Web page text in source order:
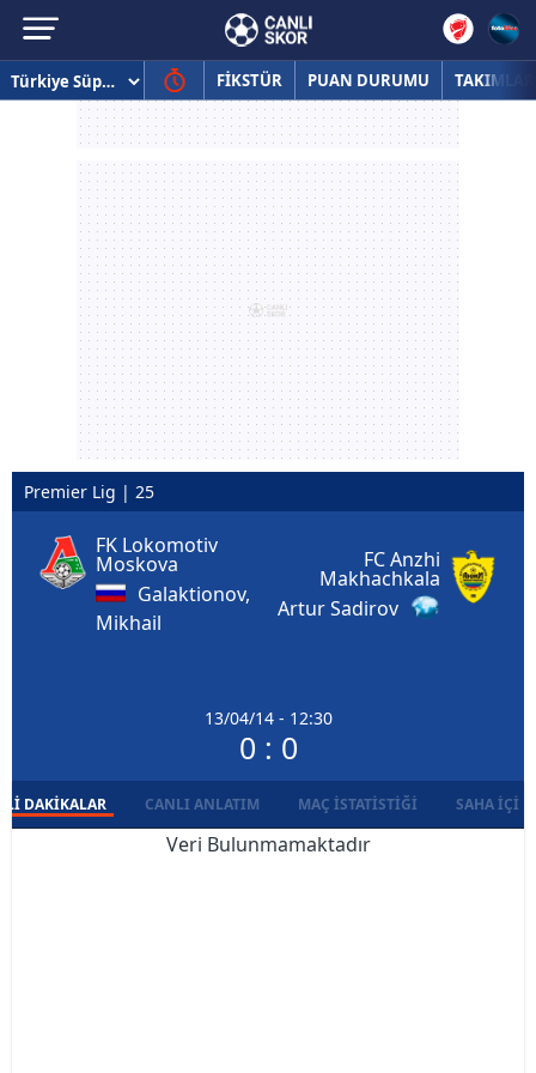
FİKSTÜR PUAN DURUMU TAKIMLAR
Premier Lig | 25
FK Lokomotiv
Moskova
Galaktionov,
Mikhail
13/04/14 - 12:30
0 : 0
FC Anzhi
Makhachkala
Artur Sadirov
DAKIKALAR CANLI ANLATIM MAÇ İSTATISTIĞI SAHA İÇI
Veri Bulunmamaktadır